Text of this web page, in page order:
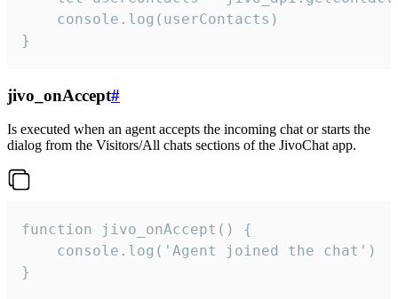
    console.log(userContacts)
}
jivo_onAccept#
Is executed when an agent accepts the incoming chat or starts the
dialog from the Visitors/All chats sections of the JivoChat app.
function jivo_onAccept() {
}